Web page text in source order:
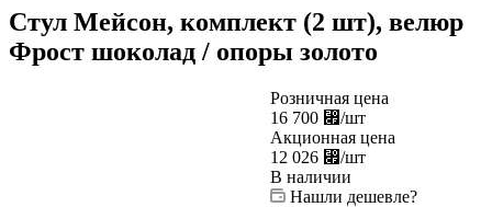
Стул Мейсон, комплект (2 шт), велюр
Фрост шоколад / опоры золото
Розничная цена
16 700 ⃏/шт
Акционная цена
12 026 ⃏/шт
В наличии
Нашли дешевле?